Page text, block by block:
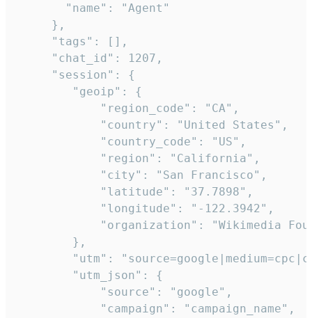
       "name": "Agent"
     },
     "tags": [],
     "chat_id": 1207,
     "session": {
        "geoip": {
            "region_code": "CA",
            "country": "United States",
            "country_code": "US",
            "region": "California",
            "city": "San Francisco",
            "latitude": "37.7898",
            "longitude": "-122.3942",
"organization": "Wikimedia
        },
"utm":
        "utm_json": {
            "source": "google",
            "campaign": "campaign_name",